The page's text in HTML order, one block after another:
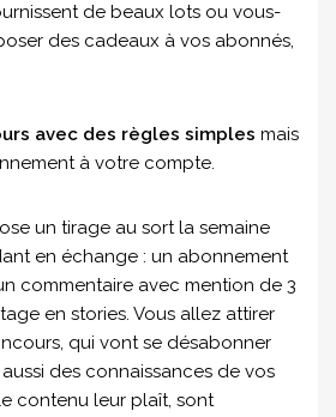
de beaux lots ou vous-
des cadeaux à vos abonnés,
avec des règles simples mais
à votre compte.
un tirage au sort la semaine
en échange : un abonnement
commentaire avec mention de 3
en stories. Vous allez attirer
qui vont se désabonner
des connaissances de vos
contenu leur plaît, sont